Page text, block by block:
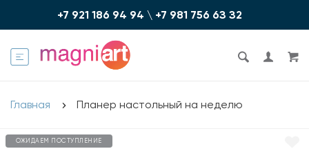
+7 921 186 94 94 \ +7 981 756 6З З2
Главная Планер настольный на неделю
ОЖИДАЕМ ПОСТУПЛЕНИЕ